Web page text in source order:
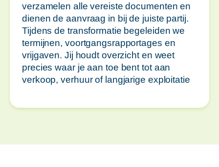
verzamelen alle vereiste documenten en
dienen de aanvraag in bij de juiste partij.
Tijdens de transformatie begeleiden we
termijnen, voortgangsrapportages en
vrijgaven. Jij houdt overzicht en weet
precies waar je aan toe bent tot aan
verkoop, verhuur of langjarige exploitatie